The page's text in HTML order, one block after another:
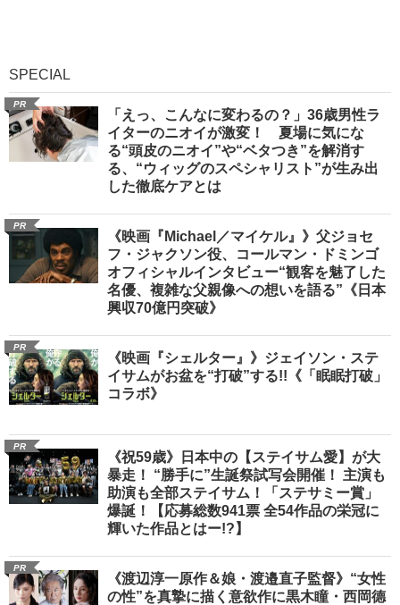
SPECIAL
PR
「えっ、こんなに変わるの？」36歳男性ラ
イターのニオイが激変！ 夏場に気にな
る“頭皮のニオイ”や“ベタつき”を解消す
る、“ウィッグのスペシャリスト”が生み出
した徹底ケアとは
PR
《映画『Michael／マイケル』》父ジョセ
フ・ジャクソン役、コールマン・ドミンゴ
オフィシャルインタビュー“観客を魅了した
名優、複雑な父親像への想いを語る”《日本
興収70億円突破》
PR
《映画『シェルター』》ジェイソン・ステ
イサムがお盆を“打破”する!!《「眠眠打破」
コラボ》
PR
《祝59歳》日本中の【ステイサム愛】が大
暴走！ “勝手に”生誕祭試写会開催！ 主演も
助演も全部ステイサム！「ステサミー賞」
爆誕！【応募総数941票 全54作品の栄冠に
輝いた作品とはー!?】
PR
《渡辺淳一原作＆娘・渡邉直子監督》“女性
の性”を真摯に描く意欲作に黒木瞳・西岡德